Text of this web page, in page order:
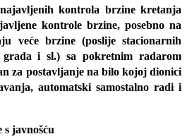
kontrola brzine kretanja
kontrole brzine, posebno na
veće brzine (poslije stacionarnih
i sl.) sa pokretnim radarom
za postavljanje na bilo kojoj dionici
automatski samostalno radi i
s javnošću